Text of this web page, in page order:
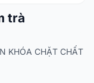
trà
KHÓA CHẶT CHẤT